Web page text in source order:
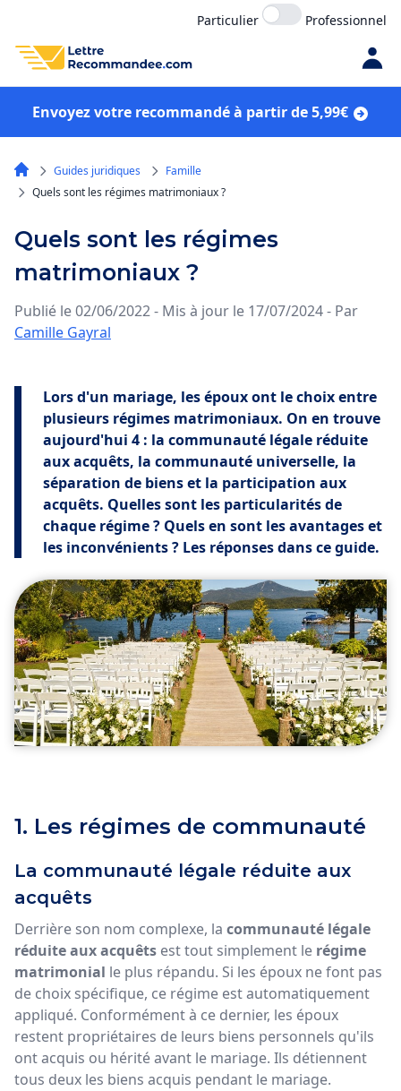
Particulier Professionnel
Envoyez votre recommandé à partir de 5,99€
Guides juridiques
Famille
Quels sont les régimes matrimoniaux ?
Quels sont les régimes
matrimoniaux ?
Publié le 02/06/2022 - Mis à jour le 17/07/2024 - Par
Camille Gayral
Lors d'un mariage, les époux ont le choix entre
plusieurs régimes matrimoniaux. On en trouve
aujourd'hui 4 : la communauté légale réduite
aux acquêts, la communauté universelle, la
séparation de biens et la participation aux
acquêts. Quelles sont les particularités de
chaque régime ? Quels en sont les avantages et
les inconvénients ? Les réponses dans ce guide.
1. Les régimes de communauté
La communauté légale réduite aux
acquêts
Derrière son nom complexe, la communauté légale
réduite aux acquêts est tout simplement le régime
matrimonial le plus répandu. Si les époux ne font pas
de choix spécifique, ce régime est automatiquement
appliqué. Conformément à ce dernier, les époux
restent propriétaires de leurs biens personnels qu'ils
ont acquis ou hérité avant le mariage. Ils détiennent
tous deux les biens acquis pendant le mariage.